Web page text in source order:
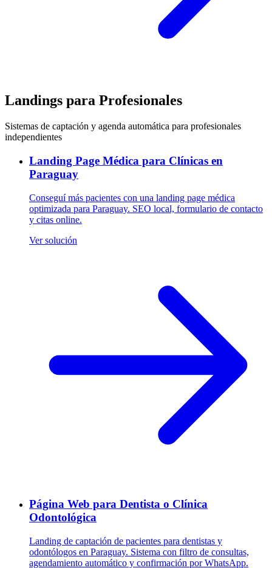
Landings para Profesionales
Sistemas de captación y agenda automática para profesionales
independientes
Landing Page Médica para Clínicas en
Paraguay
Conseguí más pacientes con una landing page médica
optimizada para Paraguay. SEO local, formulario de contacto
y citas online.
Ver solución
Página Web para Dentista o Clínica
Odontológica
Landing de captación de pacientes para dentistas y
odontólogos en Paraguay. Sistema con filtro de consultas,
agendamiento automático y confirmación por WhatsApp.